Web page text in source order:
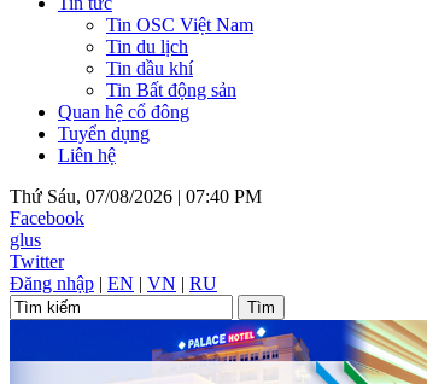
Tin OSC Việt Nam
Tin du lịch
Tin dầu khí
Tin Bất động sản
Quan hệ cổ đông
Tuyển dụng
Liên hệ
Thứ Sáu, 07/08/2026 | 07:40 PM
Facebook
glus
Twitter
Đăng nhập | EN | VN | RU